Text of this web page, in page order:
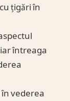
țigări în
întreaga
vederea